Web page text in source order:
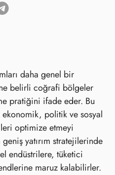
daha genel bir
belirli coğrafi bölgeler
pratiğini ifade eder. Bu
politik ve sosyal
optimize etmeyi
geniş yatırım stratejilerinde
endüstrilere, tüketici
maruz kalabilirler.